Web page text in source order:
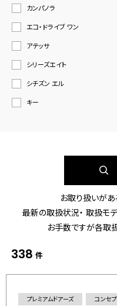
カンパノラ
エコ・ドライブ ワン
アテッサ
シリーズエイト
シチズン エル
キー
お取り扱いがあ
最新の取扱状況・ 取扱モデ
お手数ですが各取
338 件
プレミアムドアーズ コンセプ